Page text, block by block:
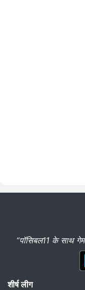
“पॉसिबल11 के साथ
शीर्ष लीग